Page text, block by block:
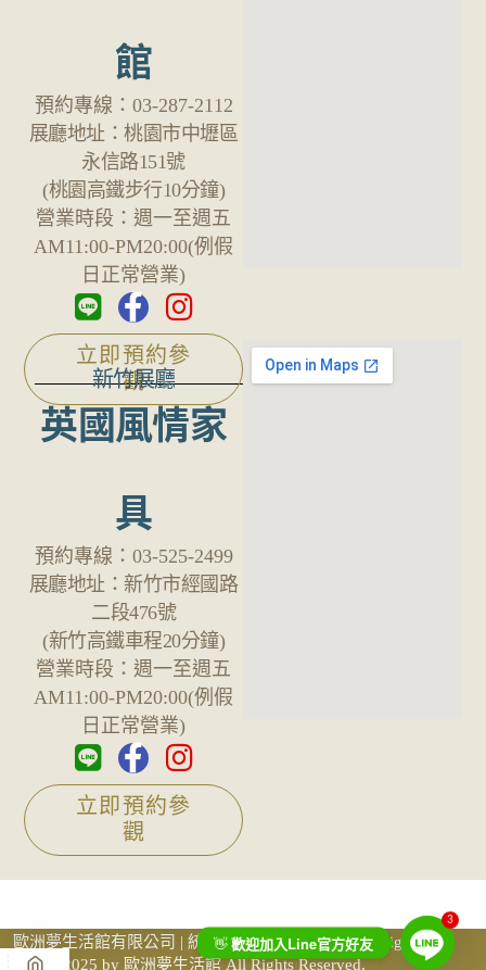
館
預約專線： 03-287-2112
展廳地址：桃園市中壢區
永信路151號
(桃園高鐵步行10分鐘)
營業時段：週一至週五
AM11:00-PM20:00(例假
日正常營業)
立即預約參
觀
新竹展廳
英國風情家
具
預約專線： 03-525-2499
展廳地址： 新竹市經國路
二段476號
(新竹高鐵車程20分鐘)
營業時段：週一至週五
AM11:00-PM20:00(例假
日正常營業)
立即預約參
觀
歐洲夢生活館有限公司 | 統一編號 69759605 ©Copyright
2025 by 歐洲夢生活館 All Rights Reserved.
3
👋 歡迎加入 Line官方好友